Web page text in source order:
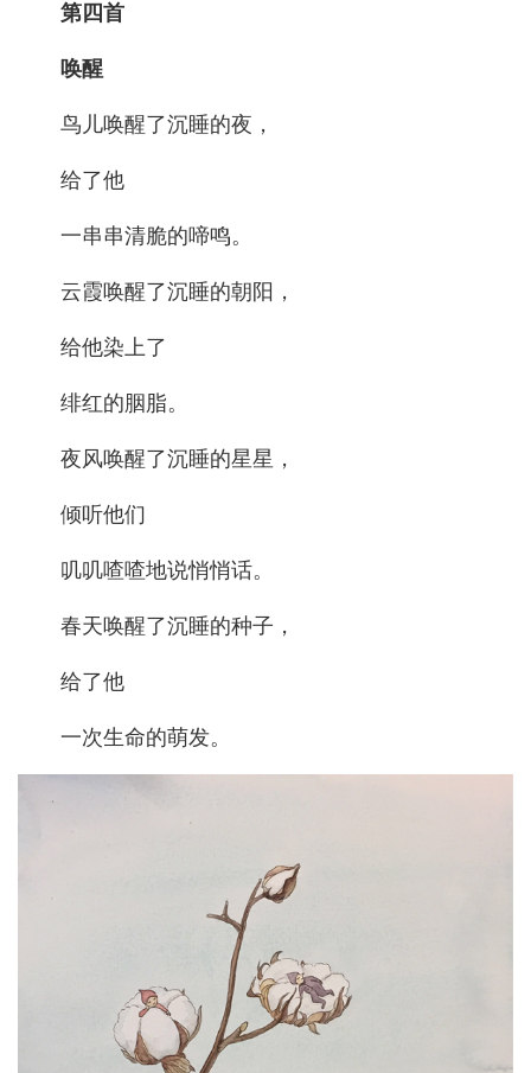
第四首
唤醒
鸟儿唤醒了沉睡的夜，
给了他
一串串清脆的啼鸣。
云霞唤醒了沉睡的朝阳，
给他染上了
绯红的胭脂。
夜风唤醒了沉睡的星星，
倾听他们
叽叽喳喳地说悄悄话。
春天唤醒了沉睡的种子，
给了他
一次生命的萌发。